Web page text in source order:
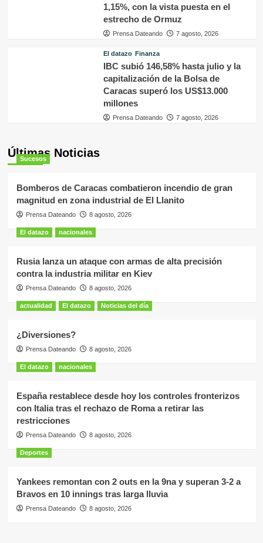
1,15%, con la vista puesta en el
estrecho de Ormuz
Prensa Dateando 7 agosto, 2026
El datazo Finanza
IBC subió 146,58% hasta julio y la
capitalización de la Bolsa de
Caracas superó los US$13.000
millones
Prensa Dateando 7 agosto, 2026
Últimas Noticias
Sucesos
Bomberos de Caracas combatieron incendio de gran
magnitud en zona industrial de El Llanito
Prensa Dateando 8 agosto, 2026
El datazo nacionales
Rusia lanza un ataque con armas de alta precisión
contra la industria militar en Kiev
Prensa Dateando 8 agosto, 2026
actualidad El datazo Noticias del día
¿Diversiones?
Prensa Dateando 8 agosto, 2026
El datazo nacionales
España restablece desde hoy los controles fronterizos
con Italia tras el rechazo de Roma a retirar las
restricciones
Prensa Dateando 8 agosto, 2026
Deportes
Yankees remontan con 2 outs en la 9na y superan 3-2 a
Bravos en 10 innings tras larga lluvia
Prensa Dateando 8 agosto, 2026